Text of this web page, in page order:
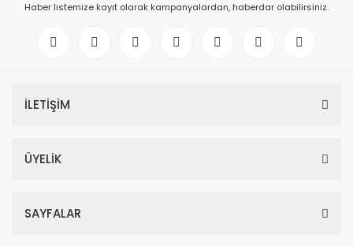
Haber listemize kayıt olarak kampanyalardan, haberdar olabilirsiniz.
İLETİŞİM
ÜYELİK
SAYFALAR